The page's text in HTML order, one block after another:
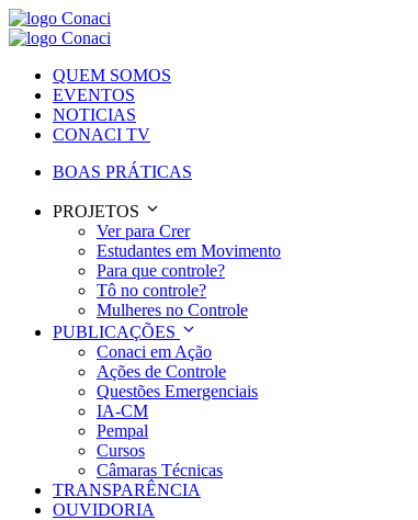
QUEM SOMOS
EVENTOS
NOTICIAS
CONACI TV
BOAS PRÁTICAS
PROJETOS
Ver para Crer
Estudantes em Movimento
Para que controle?
Tô no controle?
Mulheres no Controle
PUBLICAÇÕES
Conaci em Ação
Ações de Controle
Questões Emergenciais
IA-CM
Pempal
Cursos
Câmaras Técnicas
TRANSPARÊNCIA
OUVIDORIA